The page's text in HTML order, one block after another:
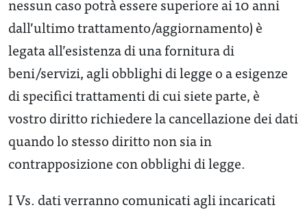
nessun caso potrà essere superiore ai 10 anni
dall’ultimo trattamento/aggiornamento) è
legata all’esistenza di una fornitura di
beni/servizi, agli obblighi di legge o a esigenze
di specifici trattamenti di cui siete parte, è
vostro diritto richiedere la cancellazione dei dati
quando lo stesso diritto non sia in
contrapposizione con obblighi di legge.
I Vs. dati verranno comunicati agli incaricati